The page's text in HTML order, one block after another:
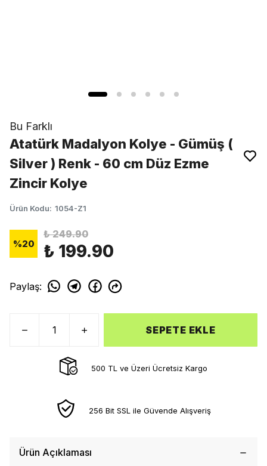
Bu Farklı
Atatürk Madalyon Kolye - Gümüş (
Silver ) Renk - 60 cm Düz Ezme
Zincir Kolye
Ürün Kodu: 1054-Z1
%20
₺ 249.90
₺ 199.90
Paylaş:
SEPETE EKLE
500 TL ve Üzeri Ücretsiz Kargo
256 Bit SSL ile Güvende Alışveriş
Ürün Açıklaması